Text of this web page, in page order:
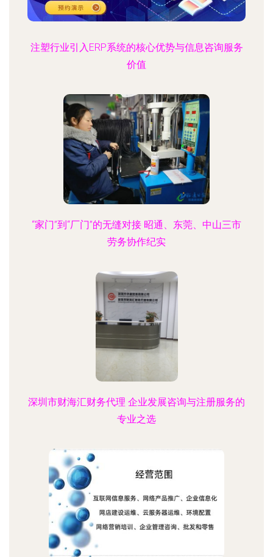
注塑行业引入ERP系统的核心优势与信息咨询服务
价值
“家门”到“厂门”的无缝对接 昭通、东莞、中山三市
劳务协作纪实
深圳市财海汇财务代理 企业发展咨询与注册服务的
专业之选